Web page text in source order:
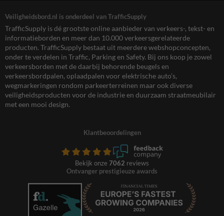
Veiligheidsbord.nl is onderdeel van TrafficSupply
TrafficSupply is dé grootste online aanbieder van verkeers-, tekst- en
informatieborden en meer dan 10.000 verkeersgerelateerde
producten. TrafficSupply bestaat uit meerdere webshopconcepten,
onder te verdelen in Traffic, Parking en Safety. Bij ons koop je zowel
verkeersborden met de daarbij behorende beugels en
verkeersbordpalen, oplaadpalen voor elektrische auto’s,
wegmarkeringen rondom parkeerterreinen maar ook diverse
veiligheidsproducten voor de industrie en duurzaam straatmeubilair
met een mooi design.
Klantbeoordelingen
Bekijk onze 7062 reviews
Ontvanger prestigieuze awards